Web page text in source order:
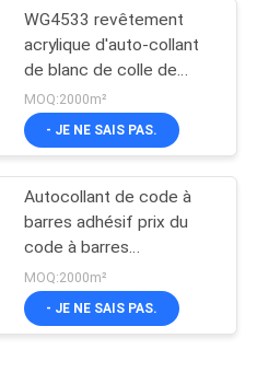
de label
WG4533 revêtement
acrylique d'auto-collant
de blanc de colle de
l'espace libre BOPP
50um
MOQ:2000m²
- JE NE SAIS PAS.
Autocollant de code à
barres adhésif prix du
code à barres
autocollant de poids
autocollant adhésif
papier thermique
MOQ:2000m²
- JE NE SAIS PAS.